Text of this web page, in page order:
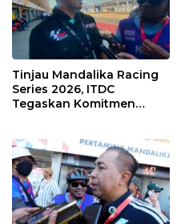
Tinjau Mandalika Racing
Series 2026, ITDC
Tegaskan Komitmen
Kawasan